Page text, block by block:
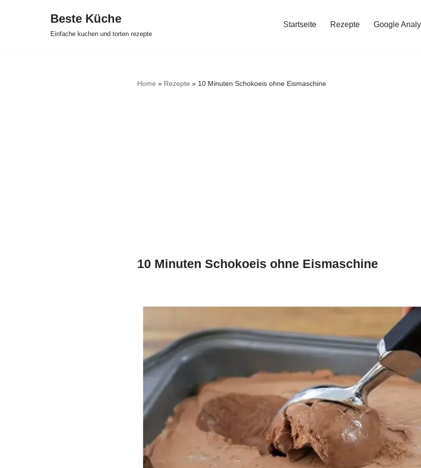
Beste Küche
Einfache kuchen und torten rezepte
Startseite Rezepte Google
Home » Rezepte » 10 Minuten Schokoeis ohne Eismaschine
10 Minuten Schokoeis ohne Eismaschine